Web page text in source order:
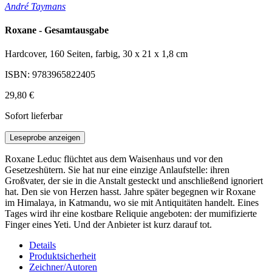
André Taymans
Roxane - Gesamtausgabe
Hardcover, 160 Seiten, farbig, 30 x 21 x 1,8 cm
ISBN: 9783965822405
29,80 €
Sofort lieferbar
Leseprobe anzeigen
Roxane Leduc flüchtet aus dem Waisenhaus und vor den
Gesetzeshütern. Sie hat nur eine einzige Anlaufstelle: ihren
Großvater, der sie in die Anstalt gesteckt und anschließend ignoriert
hat. Den sie von Herzen hasst. Jahre später begegnen wir Roxane
im Himalaya, in Katmandu, wo sie mit Antiquitäten handelt. Eines
Tages wird ihr eine kostbare Reliquie angeboten: der mumifizierte
Finger eines Yeti. Und der Anbieter ist kurz darauf tot.
Details
Produktsicherheit
Zeichner/Autoren